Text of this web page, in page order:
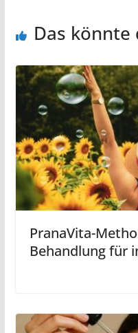
Das könnte
PranaVita-
Behandlung für